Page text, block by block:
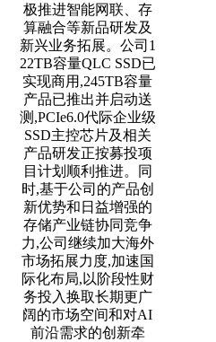
极推进智能网联、存
算融合等新品研发及
新兴业务拓展。公司1
22TB容量QLC SSD已
实现商用,245TB容量
产品已推出并启动送
测,PCIe6.0代际企业级
SSD主控芯片及相关
产品研发正按募投项
目计划顺利推进。同
时,基于公司的产品创
新优势和日益增强的
存储产业链协同竞争
力,公司继续加大海外
市场拓展力度,加速国
际化布局,以阶段性财
务投入换取长期更广
阔的市场空间和对AI
前沿需求的创新牵